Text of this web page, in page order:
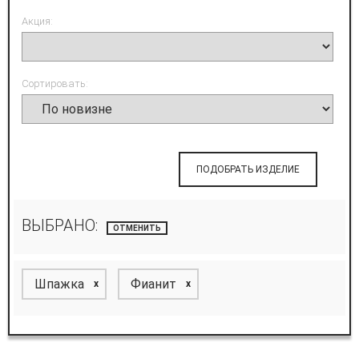
Акция:
Сортировать:
ПОДОБРАТЬ ИЗДЕЛИЕ
ВЫБРАНО: ОТМЕНИТЬ
Шпажка x Фианит x